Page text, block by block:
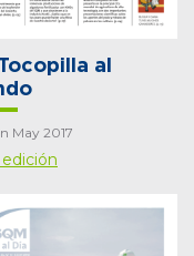
al
May 2017